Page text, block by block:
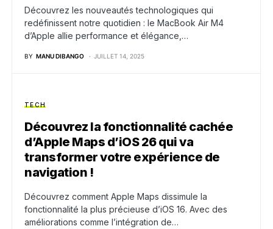
Découvrez les nouveautés technologiques qui
redéfinissent notre quotidien : le MacBook Air M4
d’Apple allie performance et élégance,…
BY MANU DIBANGO JUILLET 14, 2025
TECH
Découvrez la fonctionnalité cachée
d’Apple Maps d’iOS 26 qui va
transformer votre expérience de
navigation !
Découvrez comment Apple Maps dissimule la
fonctionnalité la plus précieuse d’iOS 16. Avec des
améliorations comme l’intégration de…